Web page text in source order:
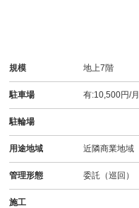
規模 地上7階
駐車場 有:10,500円/月
駐輪場
用途地域 近隣商業地域
管理形態 委託（巡回）
施工